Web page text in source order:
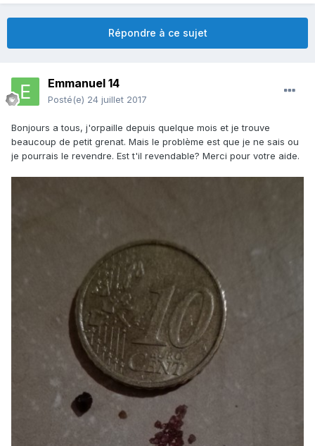
Répondre à ce sujet
Emmanuel 14
Posté(e) 24 juillet 2017
Bonjours a tous, j'orpaille depuis quelque mois et je trouve
beaucoup de petit grenat. Mais le problème est que je ne sais ou
je pourrais le revendre. Est t'il revendable? Merci pour votre aide.